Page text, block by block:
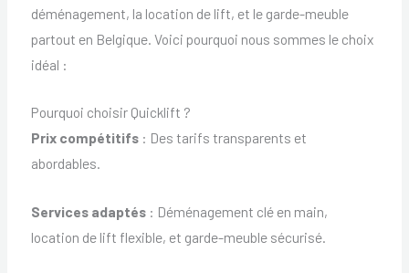
déménagement, la location de lift, et le garde-meuble
partout en Belgique. Voici pourquoi nous sommes le choix
idéal :
Pourquoi choisir Quicklift ?
Prix compétitifs: Des tarifs transparents et
abordables.
Services adaptés: Déménagement clé en main,
location de lift flexible, et garde-meuble sécurisé.